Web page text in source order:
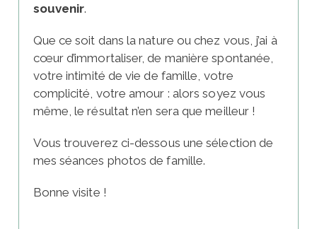
souvenir.
Que ce soit dans la nature ou chez vous, j’ai à
cœur d’immortaliser, de manière spontanée,
votre intimité de vie de famille, votre
complicité, votre amour : alors soyez vous
même, le résultat n’en sera que meilleur !
Vous trouverez ci-dessous une sélection de
mes séances photos de famille.
Bonne visite !